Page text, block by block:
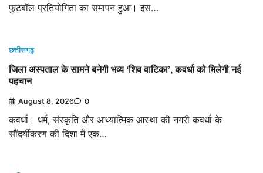
फुटबॉल प्रतियोगिता का समापन हुआ। इस…
छत्तीसगढ़
जिला अस्पताल के सामने बनेगी भव्य ‘शिव वाटिका’, कवर्धा को मिलेगी नई
पहचान
August 8, 2026 0
कवर्धा। धर्म, संस्कृति और आध्यात्मिक आस्था की नगरी कवर्धा के
सौंदर्यीकरण की दिशा में एक…